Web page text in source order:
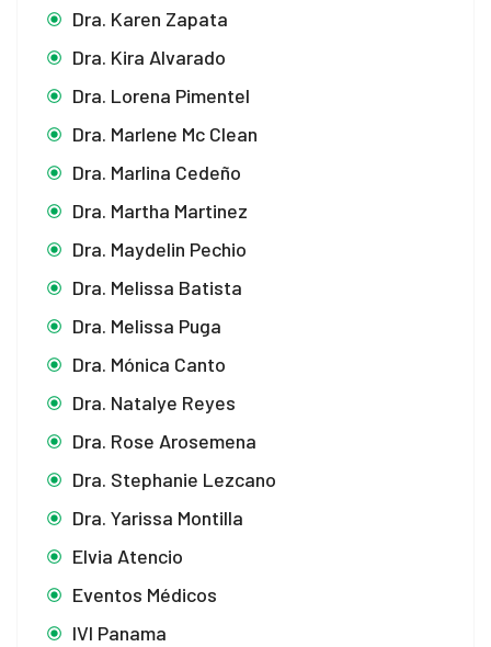
Dra. Karen Zapata
Dra. Kira Alvarado
Dra. Lorena Pimentel
Dra. Marlene Mc Clean
Dra. Marlina Cedeño
Dra. Martha Martinez
Dra. Maydelin Pechio
Dra. Melissa Batista
Dra. Melissa Puga
Dra. Mónica Canto
Dra. Natalye Reyes
Dra. Rose Arosemena
Dra. Stephanie Lezcano
Dra. Yarissa Montilla
Elvia Atencio
Eventos Médicos
IVI Panama